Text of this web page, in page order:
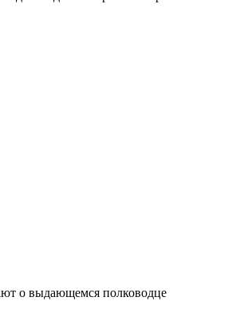
о выдающемся полководце